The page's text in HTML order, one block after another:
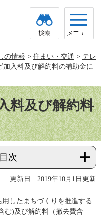
の情報 > 住まい・交通 > テレ
加入料及び解約料の補助金に
料及び解約料
次
更新日：2019年10月1日更新
したまちづくりを推進する
む)及び解約料（撤去費含